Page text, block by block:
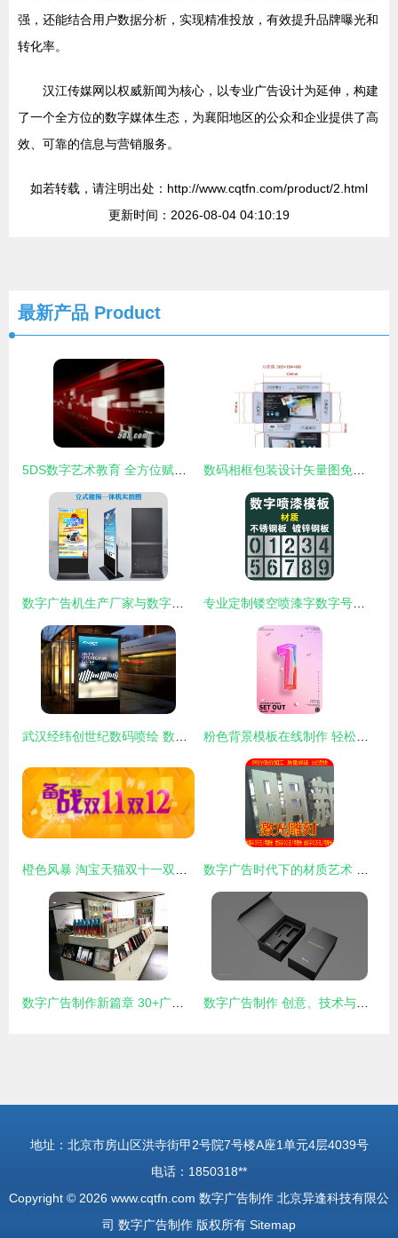
强，还能结合用户数据分析，实现精准投放，有效提升品牌曝光和
转化率。
汉江传媒网以权威新闻为核心，以专业广告设计为延伸，构建
了一个全方位的数字媒体生态，为襄阳地区的公众和企业提供了高
效、可靠的信息与营销服务。
如若转载，请注明出处：http://www.cqtfn.com/product/2.html
更新时间：2026-08-04 04:10:19
最新产品 Product
地址：北京市房山区洪寺街甲2号院7号楼A座1单元4层4039号
电话：1850318**
Copyright © 2026 www.cqtfn.com 数字广告制作 北京异逢科技有限公
司 数字广告制作 版权所有 Sitemap